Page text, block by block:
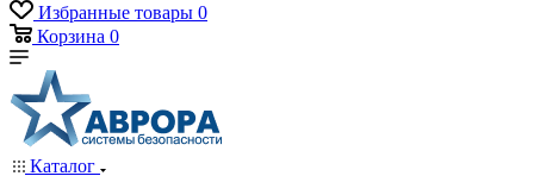
Избранные товары 0
Корзина 0
Каталог